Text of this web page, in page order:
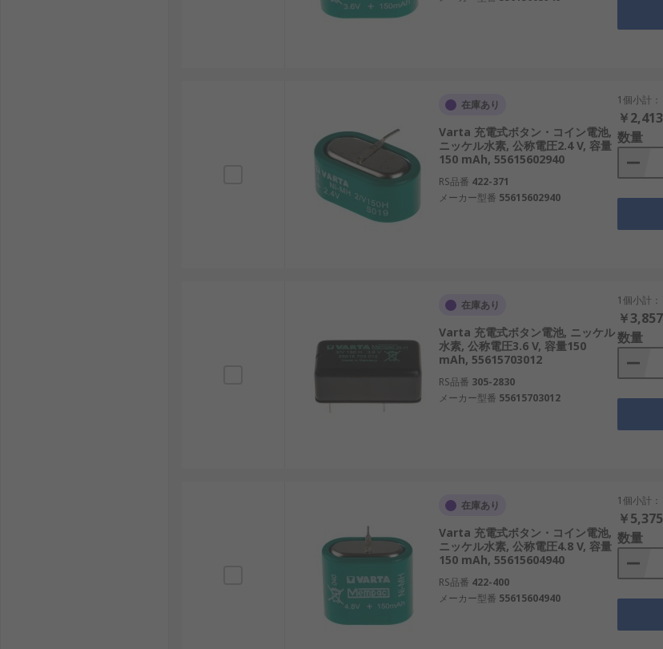
在庫あり
Varta 充電式ボタン・コイン電池,
ニッケル水素, 公称電圧2.4 V, 容量
150 mAh, 55615602940
RS品番 422-371
メーカー型番 55615602940
1個小計：
￥
数量
在庫あり
Varta 充電式ボタン電池, ニッケル
水素, 公称電圧3.6 V, 容量150
mAh, 55615703012
RS品番 305-2830
メーカー型番 55615703012
1個小計：
￥
数量
在庫あり
Varta 充電式ボタン・コイン電池,
ニッケル水素, 公称電圧4.8 V, 容量
150 mAh, 55615604940
RS品番 422-400
メーカー型番 55615604940
1個小計：
￥
数量